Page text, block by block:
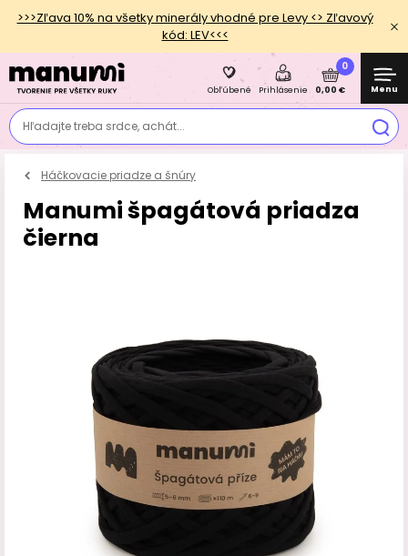
>>>Zľava 10% na všetky minerály vhodné pre Levy <> Zľavový
kód: LEV<<<
Hľadajte treba srdce, achát...
Obľúbené Prihlásenie
0
0,00 € Menu
Háčkovacie priadze a šnúry
Manumi špagátová priadza
čierna